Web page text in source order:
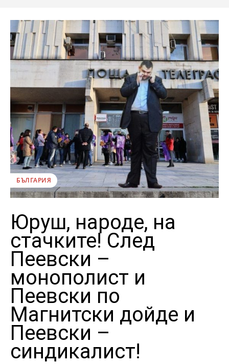
БЪЛГАРИЯ
Юруш, народе, на
стачките! След
Пеевски –
монополист и
Пеевски по
Магнитски дойде и
Пеевски –
синдикалист!